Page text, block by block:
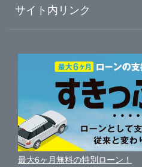
中古車人気ランキング
自動車ローンを調べる
ガリバーの自動車ローン
車買い替えの基礎知識
ガリバーの査定が選ばれる理由
車を売る時よくある質問
便利な査定サービス
中古車買取相場（毎月更新）
車の個人売買ガイド
車初心者まとめ
新車・中古車カタログ
車の燃費を調べる
車種別クチコミ
車比較サイト
サイト内リンク
サイトマップ
サイトの使用条件
利用規約
最大6ヶ月無料の特別ローン！